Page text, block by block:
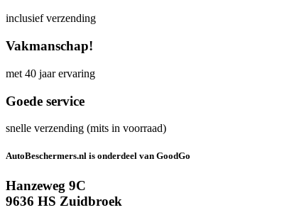
inclusief verzending
Vakmanschap!
met 40 jaar ervaring
Goede service
snelle verzending (mits in voorraad)
AutoBeschermers.nl is onderdeel van GoodGo
Hanzeweg 9C
9636 HS Zuidbroek